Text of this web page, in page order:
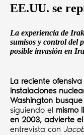
EE.UU. se
La experiencia de
sumisos y control del
posible invasión en
La reciente
instalaciones
Washington
siguiendo el mismo
en 2003, advierte
entrevista con